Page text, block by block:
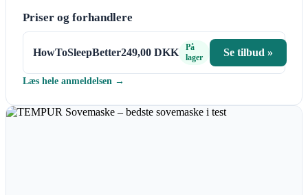
Priser og forhandlere
HowToSleepBetter249,00 DKK
På
lager
Se tilbud »
Læs hele anmeldelsen →